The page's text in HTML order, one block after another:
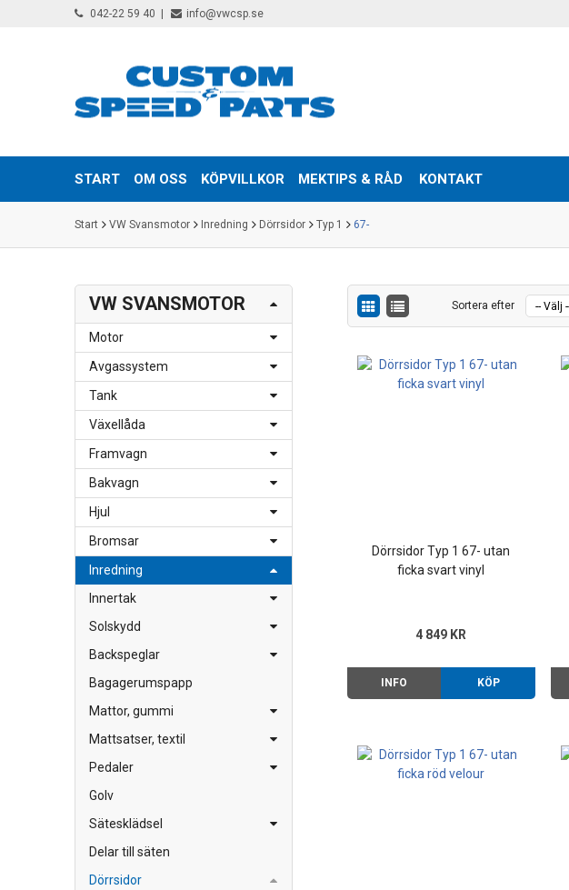
042-22 59 40 info@vwcsp.se
START OM OSS KÖPVILLKOR MEKTIPS & RÅD KONTAKT
Start VW Svansmotor Inredning Dörrsidor Typ 1 67-
VW SVANSMOTOR
Motor
Avgassystem
Tank
Växellåda
Framvagn
Bakvagn
Hjul
Bromsar
Inredning
Innertak
Solskydd
Backspeglar
Bagagerumspapp
Mattor, gummi
Mattsatser, textil
Pedaler
Golv
Sätesklädsel
Delar till säten
Dörrsidor
Sortera efter
Dörrsidor Typ 1 67- utan
ficka svart vinyl
4 849 KR
INFO KÖP